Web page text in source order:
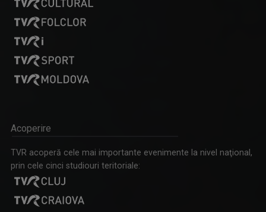
SPAȚIUL DECIZILOR
Primul interviu l-a luat când avea doar 11 ani ...
Acoperire
TVR acoperă cele mai importante evenimente la nivel naţional,
prin cele cinci studiouri teritoriale: